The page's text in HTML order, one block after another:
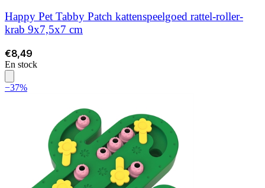
Happy Pet Tabby Patch kattenspeelgoed rattel-roller-
krab 9x7,5x7 cm
€8,49
En stock
−37%